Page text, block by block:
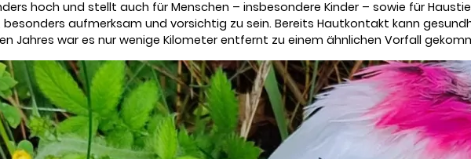
hoch und stellt auch für Menschen – insbesondere Kinder – sowie für
besonders aufmerksam und vorsichtig zu sein. Bereits Hautkontakt kann
Jahres war es nur wenige Kilometer entfernt zu einem ähnlichen Vorfall